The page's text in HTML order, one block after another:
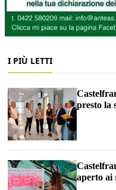
I PIÙ LETTI
presto la
aperto ai